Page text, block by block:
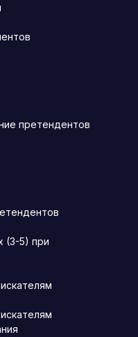
претендентов
(3-5) при